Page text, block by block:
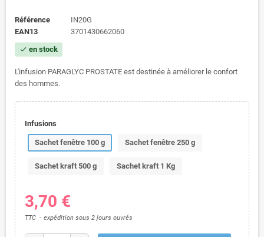
Référence
IN20G
EAN13
3701430662060
check en stock
L'infusion PARAGLYC PROSTATE est destinée à améliorer le confort
des hommes.
Infusions
Sachet fenêtre 100 g Sachet fenêtre 250 g
Sachet kraft 500 g Sachet kraft 1 Kg
3,70 €
TTC expédition sous 2 jours ouvrés